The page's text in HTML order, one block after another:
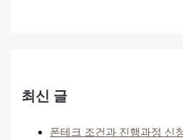
최신 글
폰테크 조건과 진행과정 신